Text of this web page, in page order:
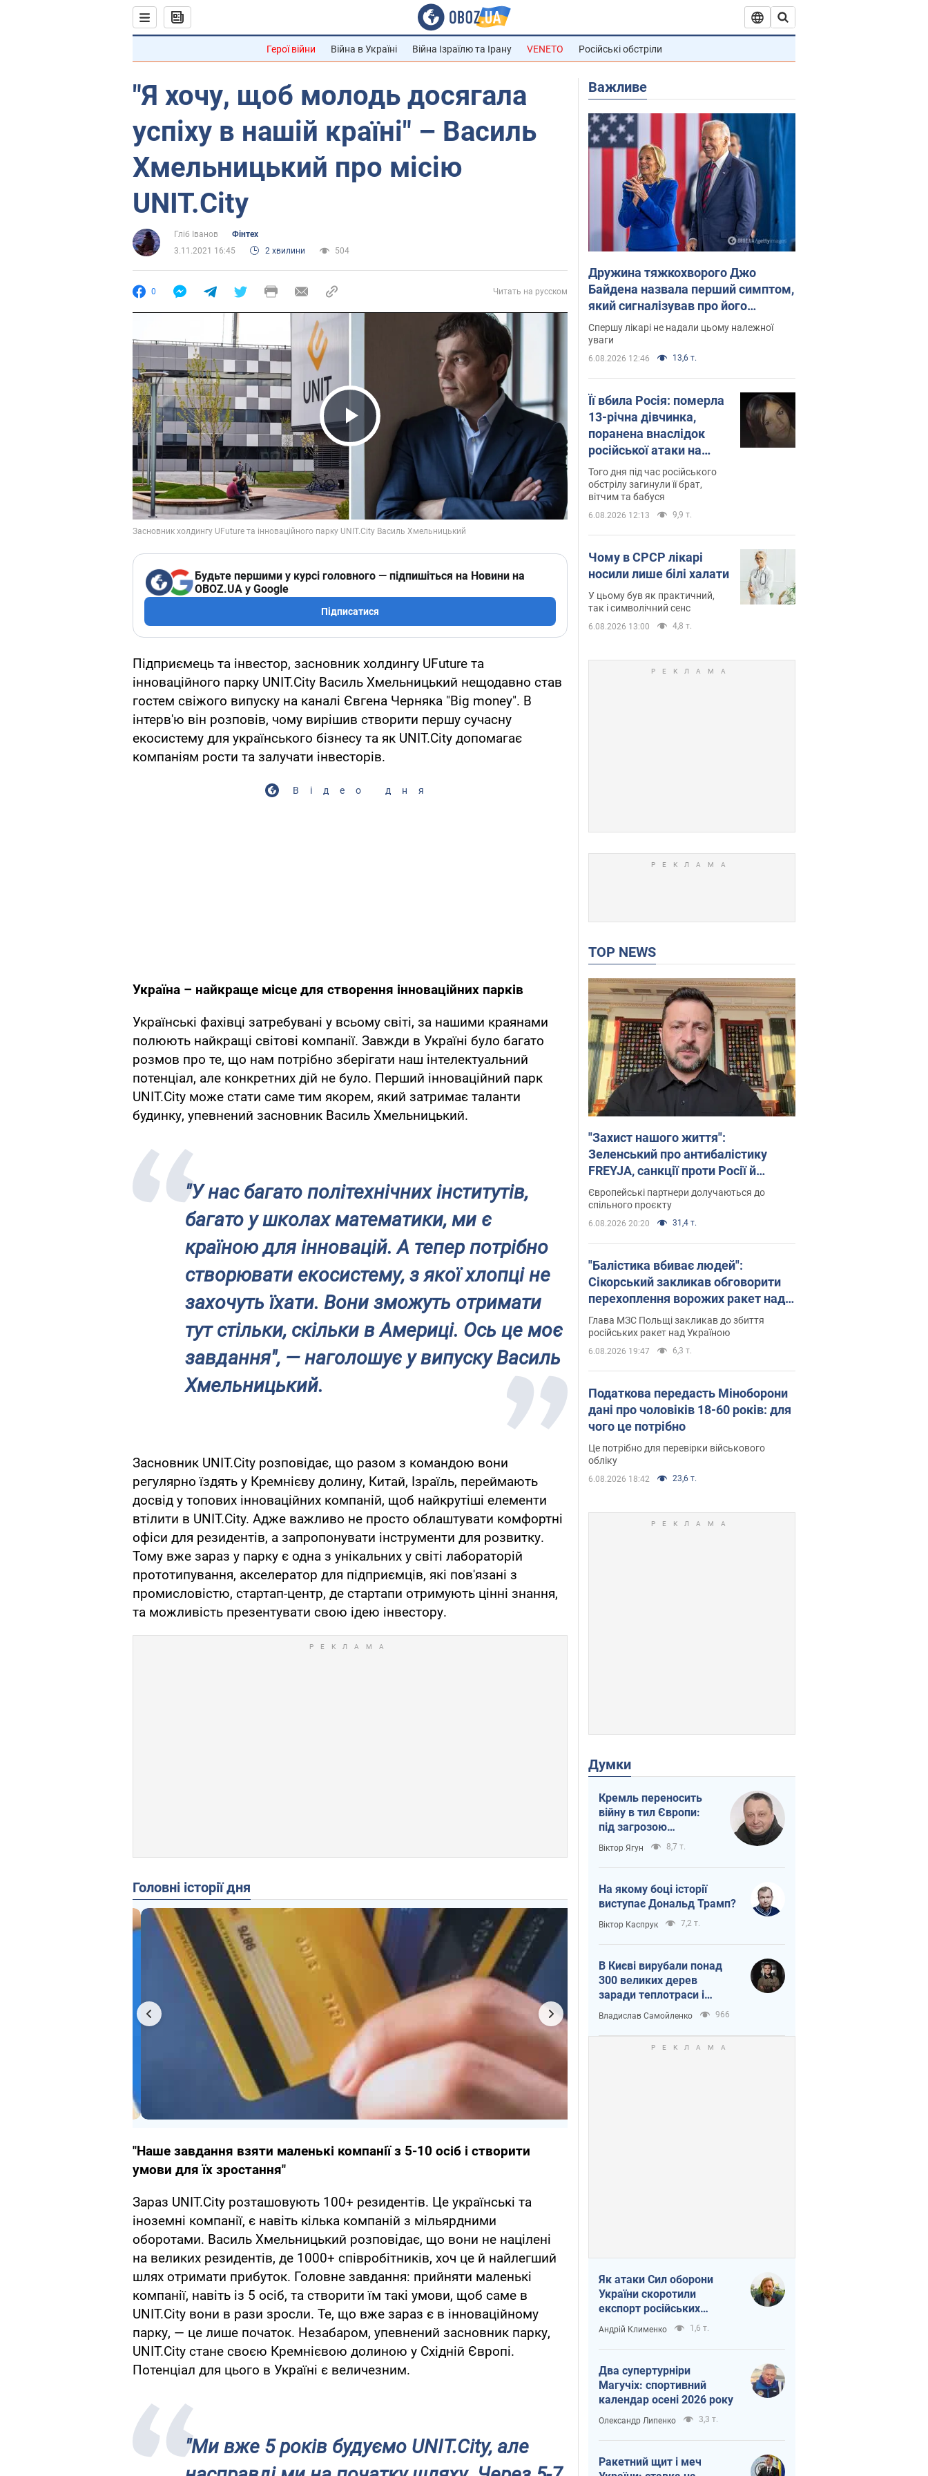
Герої війни Війна в Україні Війна Ізраїлю та Ірану VENETO Російські обстріли
"Я хочу, щоб молодь досягала
успіху в нашій країні" – Василь
Хмельницький про місію
UNIT.City
Гліб Іванов
Фінтех
3.11.2021 16:45
2 хвилини 504
0 Читать на русском
Play Video
Будьте першими у курсі головного — підпишіться на Новини на
OBOZ.UA у Google
Підписатися
Підприємець та інвестор, засновник холдингу UFuture та
інноваційного парку UNIT.City Василь Хмельницький нещодавно став
гостем свіжого випуску на каналі Євгена Черняка "Big money". В
інтерв'ю він розповів, чому вирішив створити першу сучасну
екосистему для українського бізнесу та як UNIT.City допомагає
компаніям рости та залучати інвесторів.
Відео дня
Україна – найкраще місце для створення інноваційних парків
Українські фахівці затребувані у всьому світі, за нашими краянами
полюють найкращі світові компанії. Завжди в Україні було багато
розмов про те, що нам потрібно зберігати наш інтелектуальний
потенціал, але конкретних дій не було. Перший інноваційний парк
UNIT.City може стати саме тим якорем, який затримає таланти
будинку, упевнений засновник Василь Хмельницький.
"У нас багато політехнічних інститутів,
багато у школах математики, ми є
країною для інновацій. А тепер потрібно
створювати екосистему, з якої хлопці не
захочуть їхати. Вони зможуть отримати
тут стільки, скільки в Америці. Ось це моє
завдання", — наголошує у випуску Василь
Хмельницький.
Засновник UNIT.City розповідає, що разом з командою вони
регулярно їздять у Кремнієву долину, Китай, Ізраїль, переймають
досвід у топових інноваційних компаній, щоб найкрутіші елементи
втілити в UNIT.City. Адже важливо не просто облаштувати комфортні
офіси для резидентів, а запропонувати інструменти для розвитку.
Тому вже зараз у парку є одна з унікальних у світі лабораторій
прототипування, акселератор для підприємців, які пов'язані з
промисловістю, стартап-центр, де стартапи отримують цінні знання,
та можливість презентувати свою ідею інвестору.
Головні історії дня
"Наше завдання взяти маленькі компанії з 5-10 осіб і створити
умови для їх зростання"
Зараз UNIT.City розташовують 100+ резидентів. Це українські та
іноземні компанії, є навіть кілька компаній з мільярдними
оборотами. Василь Хмельницький розповідає, що вони не націлені
на великих резидентів, де 1000+ співробітників, хоч це й найлегший
шлях отримати прибуток. Головне завдання: прийняти маленькі
компанії, навіть із 5 осіб, та створити їм такі умови, щоб саме в
UNIT.City вони в рази зросли. Те, що вже зараз є в інноваційному
парку, — це лише початок. Незабаром, упевнений засновник парку,
UNIT.City стане своєю Кремнієвою долиною у Східній Європі.
Потенціал для цього в Україні є величезним.
"Ми вже 5 років будуємо UNIT.City, але
Важливе
Дружина тяжкохворого Джо
Байдена назвала перший симптом,
який сигналізував про його
"агресивний" рак
Спершу лікарі не надали цьому належної
уваги
6.08.2026 12:46 13,6 т.
Її вбила Росія: померла
13-річна дівчинка,
поранена внаслідок
російської атаки на
Сумщину. Фото
Того дня під час російського
обстрілу загинули її брат,
вітчим та бабуся
6.08.2026 12:13 9,9 т.
Чому в СРСР лікарі
носили лише білі халати
У цьому був як практичний,
так і символічний сенс
6.08.2026 13:00 4,8 т.
TOP NEWS
"Захист нашого життя":
Зеленський про антибалістику
FREYJA, санкції проти Росії й
підтримку аграріїв. Відео
Європейські партнери долучаються до
спільного проєкту
6.08.2026 20:20 31,4 т.
"Балістика вбиває людей":
Сікорський закликав обговорити
перехоплення ворожих ракет над
Україною
Глава МЗС Польщі закликав до збиття
російських ракет над Україною
6.08.2026 19:47 6,3 т.
Податкова передасть Міноборони
дані про чоловіків 18-60 років: для
чого це потрібно
Це потрібно для перевірки військового
обліку
6.08.2026 18:42 23,6 т.
Думки
Кремль переносить
війну в тил Європи:
під загрозою
критична логістика
Віктор Ягун 8,7 т.
На якому боці історії
виступає Дональд Трамп?
Віктор Каспрук 7,2 т.
В Києві вирубали понад
300 великих дерев
заради теплотраси і
всупереч Генплану
Владислав Самойленко 966
Як атаки Сил оборони
України скоротили
експорт російських
нафтопродуктів
Андрій Клименко 1,6 т.
Два супертурніри
Магучіх: спортивний
календар осені 2026 року
Олександр Липенко 3,3 т.
Ракетний щит і меч